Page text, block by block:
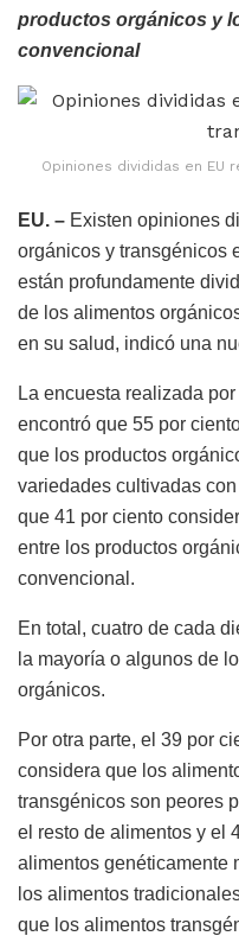
productos orgánicos y
convencional
Opiniones divididas en EU
EU. – Existen opiniones
orgánicos y transgénicos
están profundamente
de los alimentos
en su salud, indicó una
La encuesta realizada
encontró que 55 por
que los productos
variedades cultivadas
que 41 por ciento
entre los productos
convencional.
En total, cuatro de cada
la mayoría o algunos de
orgánicos.
Por otra parte, el 39 por
considera que los
transgénicos son peores
el resto de alimentos y el
alimentos genéticamente
los alimentos
que los alimentos